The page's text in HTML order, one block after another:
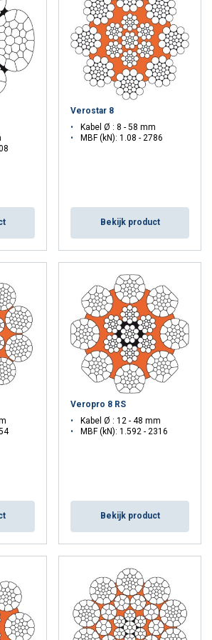
Verostar 8
Kabel Ø : 8 - 58 mm
MBF (kN): 1.08 - 2786
Bekijk product
Veropro 8 RS
Kabel Ø : 12 - 48 mm
MBF (kN): 1.592 - 2316
Bekijk product